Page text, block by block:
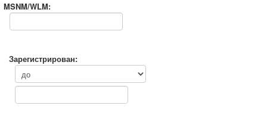
MSNM/WLM:
Зарегистрирован: